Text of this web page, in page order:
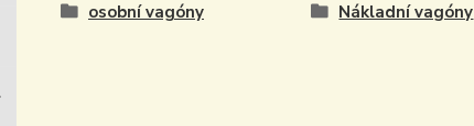
osobní vagóny
Nákladní vagóny